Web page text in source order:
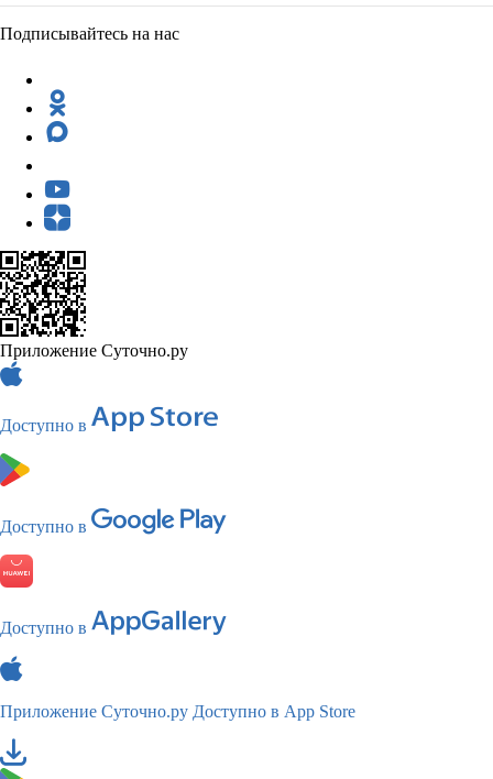
Подписывайтесь на нас
Приложение Суточно.ру
Доступно в
Доступно в
Доступно в
Приложение Суточно.ру Доступно в App Store